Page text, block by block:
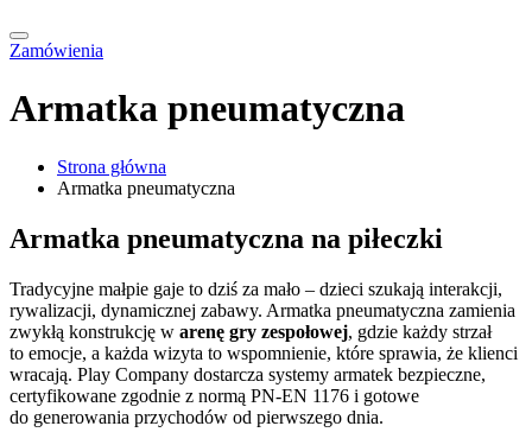
Zamówienia
Armatka pneumatyczna
Strona główna
Armatka pneumatyczna
Armatka pneumatyczna na piłeczki
Tradycyjne małpie gaje to dziś za mało – dzieci szukają interakcji,
rywalizacji, dynamicznej zabawy. Armatka pneumatyczna zamienia
zwykłą konstrukcję w arenę gry zespołowej, gdzie każdy strzał
to emocje, a każda wizyta to wspomnienie, które sprawia, że klienci
wracają. Play Company dostarcza systemy armatek bezpieczne,
certyfikowane zgodnie z normą PN-EN 1176 i gotowe
do generowania przychodów od pierwszego dnia.